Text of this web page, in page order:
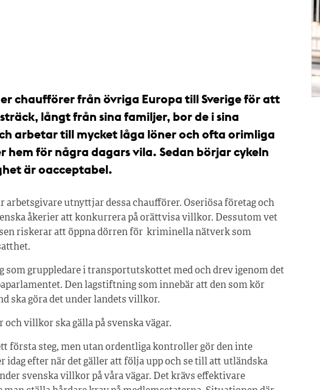
chaufförer från övriga Europa till Sverige för att
långt från sina familjer, bor de i sina
arbetar till mycket låga löner och ofta orimliga
hem för några dagars vila. Sedan börjar cykeln
är oacceptabel.
arbetsgivare utnyttjar dessa chaufförer. Oseriösa företag och
åkerier att konkurrera på orättvisa villkor. Dessutom vet
riskerar att öppna dörren för kriminella nätverk som
som gruppledare i transportutskottet med och drev igenom det
Den lagstiftning som innebär att den som kör
ska göra det under landets villkor.
och villkor ska gälla på svenska vägar.
första steg, men utan ordentliga kontroller gör den inte
idag efter när det gäller att följa upp och se till att utländska
svenska villkor på våra vägar. Det krävs effektivare